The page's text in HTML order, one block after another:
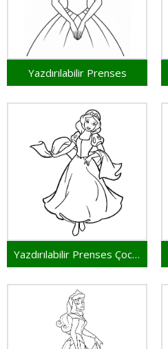
Yazdırılabilir Prenses
Yazdırılabilir Prenses Çocuklar İçin